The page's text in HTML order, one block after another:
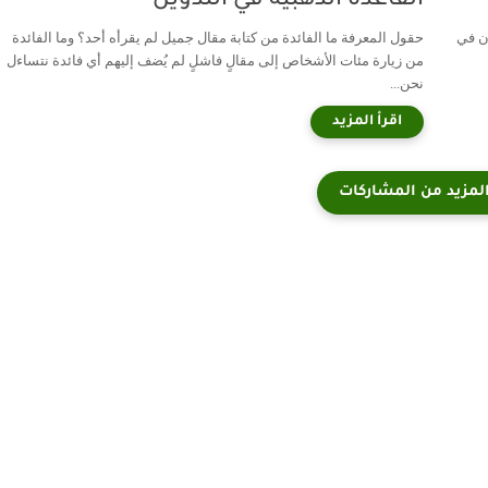
في
حقول المعرفة ما الفائدة من كتابة مقال جميل لم يقرأه أحد؟ وما الفائدة
من زيارة مئات الأشخاص إلى مقالٍ فاشلٍ لم يُضف إليهم أي فائدة نتساءل
نحن...